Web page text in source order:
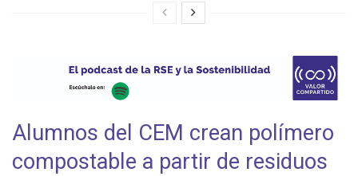
Alumnos del CEM crean polímero
compostable a partir de residuos